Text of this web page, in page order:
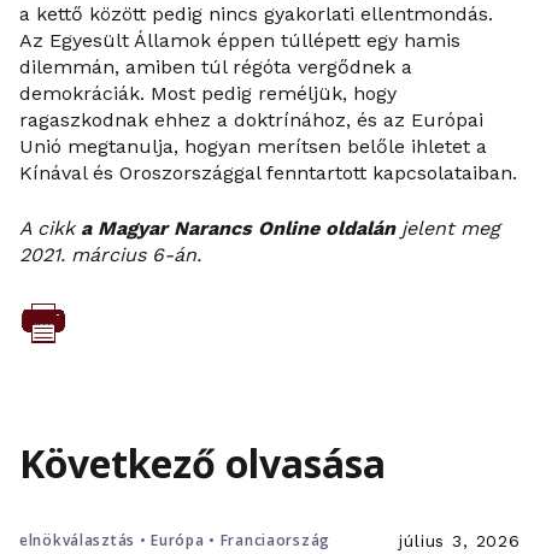
a kettő között pedig nincs gyakorlati ellentmondás.
Az Egyesült Államok éppen túllépett egy hamis
dilemmán, amiben túl régóta vergődnek a
demokráciák. Most pedig reméljük, hogy
ragaszkodnak ehhez a doktrínához, és az Európai
Unió megtanulja, hogyan merítsen belőle ihletet a
Kínával és Oroszországgal fenntartott kapcsolataiban.
A cikk a Magyar Narancs Online oldalánjelent meg
2021. március 6-án.
Következő olvasása
elnökválasztás • Európa • Franciaország július 3, 2026